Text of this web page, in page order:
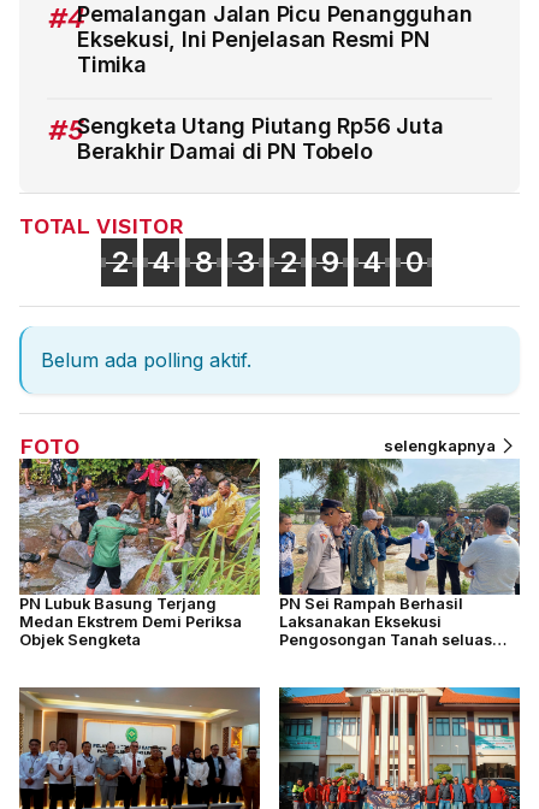
#4Pemalangan Jalan Picu Penangguhan
Eksekusi, Ini Penjelasan Resmi PN
Timika
#5Sengketa Utang Piutang Rp56 Juta
Berakhir Damai di PN Tobelo
TOTAL VISITOR
2 4 8 3 2 9 4 0
Belum ada polling aktif.
FOTO selengkapnya
PN Lubuk Basung Terjang
Medan Ekstrem Demi Periksa
Objek Sengketa
PN Sei Rampah Berhasil
Laksanakan Eksekusi
Pengosongan Tanah seluas